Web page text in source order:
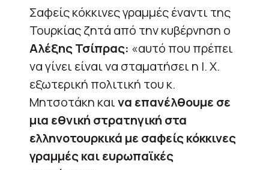
Σαφείς κόκκινες γραμμές έναντι της
Τουρκίας ζητά από την κυβέρνηση ο
Αλέξης Τσίπρας: «αυτό που πρέπει
να γίνει είναι να σταματήσει η Ι. Χ.
εξωτερική πολιτική του κ.
Μητσοτάκη καινα επανέλθουμε σε
μια εθνική στρατηγική στα
ελληνοτουρκικά με σαφείς κόκκινες
γραμμές και ευρωπαϊκές